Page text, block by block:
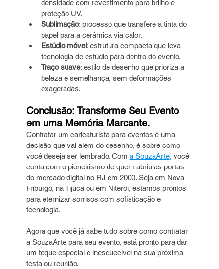
densidade com revestimento para brilho e
proteção UV.
Sublimação: processo que transfere a tinta do
papel para a cerâmica via calor.
Estúdio móvel: estrutura compacta que leva
tecnologia de estúdio para dentro do evento.
Traço suave: estilo de desenho que prioriza a
beleza e semelhança, sem deformações
exageradas.
Conclusão: Transforme Seu Evento
em uma Memória Marcante.
Contratar um caricaturista para eventos é uma
decisão que vai além do desenho, é sobre como
você deseja ser lembrado. Com a SouzaArte, você
conta com o pioneirismo de quem abriu as portas
do mercado digital no RJ em 2000. Seja em Nova
Friburgo, na Tijuca ou em Niterói, estamos prontos
para eternizar sorrisos com sofisticação e
tecnologia.
Agora que você já sabe tudo sobre como contratar
a SouzaArte para seu evento, está pronto para dar
um toque especial e inesquecível na sua próxima
festa ou reunião.